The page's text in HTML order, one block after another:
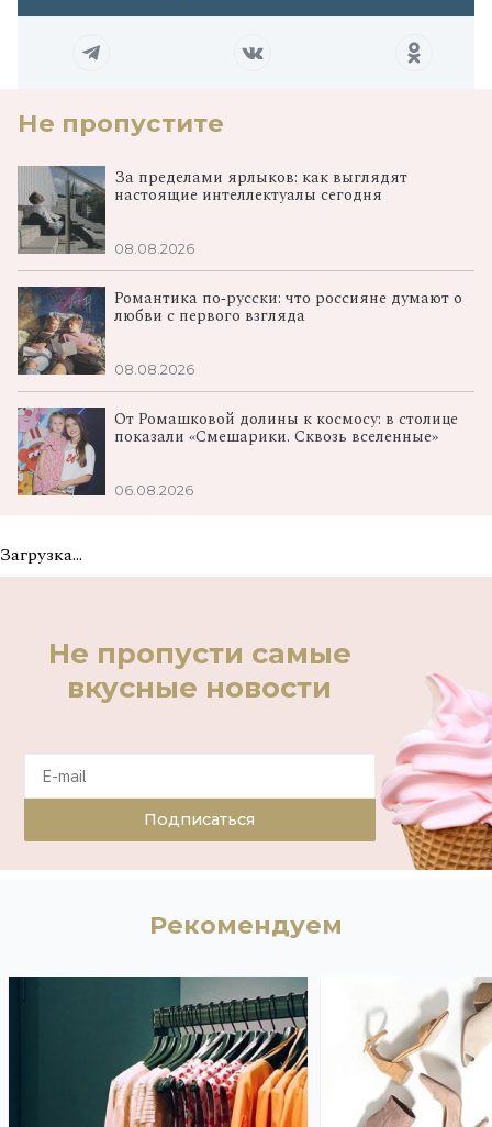
Не пропустите
За пределами ярлыков: как выглядят
настоящие интеллектуалы сегодня
08.08.2026
Романтика по‑русски: что россияне думают о
любви с первого взгляда
08.08.2026
От Ромашковой долины к космосу: в столице
показали «Смешарики. Сквозь вселенные»
06.08.2026
Загрузка...
Не пропусти самые
вкусные новости
Подписаться
Рекомендуем